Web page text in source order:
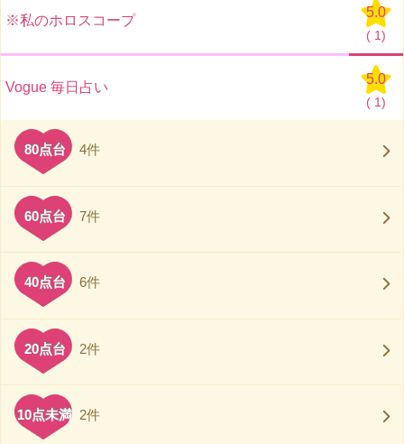
※私のホロスコープ
5.0
( 1)
Vogue 毎日占い
5.0
( 1)
80点台 4件
60点台 7件
40点台 6件
20点台 2件
10点未満 2件